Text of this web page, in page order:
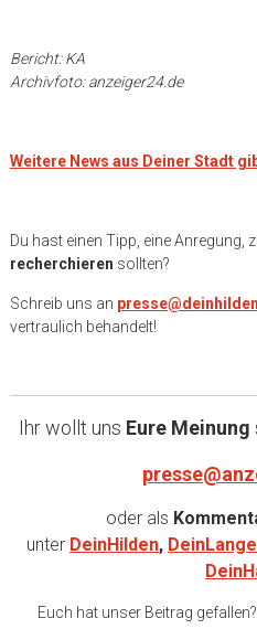
Bericht: KA
Archivfoto: anzeiger24.de
Weitere News aus Deiner Stadt
Du hast einen Tipp, eine Anregung,
recherchieren sollten?
Schreib uns an
vertraulich behandelt!
Ihr wollt uns Eure Meinung
oder als
unter DeinHilden,
Euch hat unser Beitrag